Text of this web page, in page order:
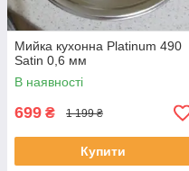
Мийка кухонна Platinum 490
Satin 0,6 мм
В наявності
699 ₴ 1 199 ₴
Купити